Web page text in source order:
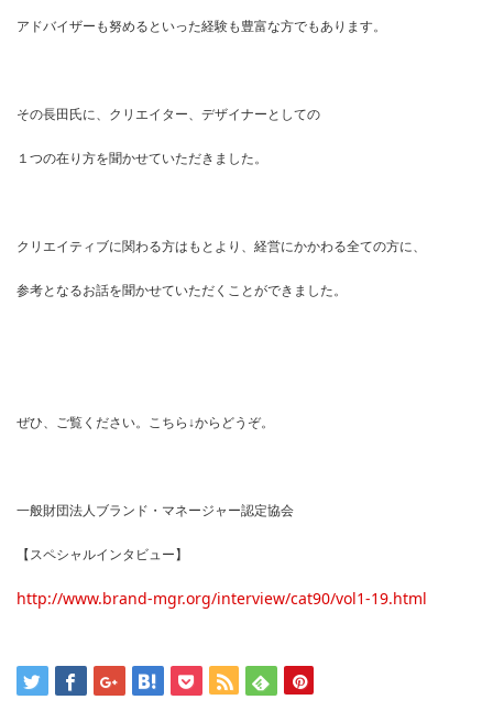
アドバイザーも努めるといった経験も豊富な方でもあります。
その長田氏に、クリエイター、デザイナーとしての
１つの在り方を聞かせていただきました。
クリエイティブに関わる方はもとより、経営にかかわる全ての方に、
参考となるお話を聞かせていただくことができました。
ぜひ、ご覧ください。こちら↓からどうぞ。
一般財団法人ブランド・マネージャー認定協会
【スペシャルインタビュー】
http://www.brand-mgr.org/interview/cat90/vol1-19.html